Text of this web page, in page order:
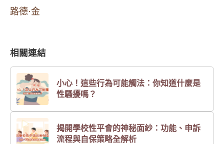
路德·金
相關連結
小心！這些行為可能觸法：你知道什麼是
性騷擾嗎？
揭開學校性平會的神秘面紗：功能、申訴
流程與自保策略全解析